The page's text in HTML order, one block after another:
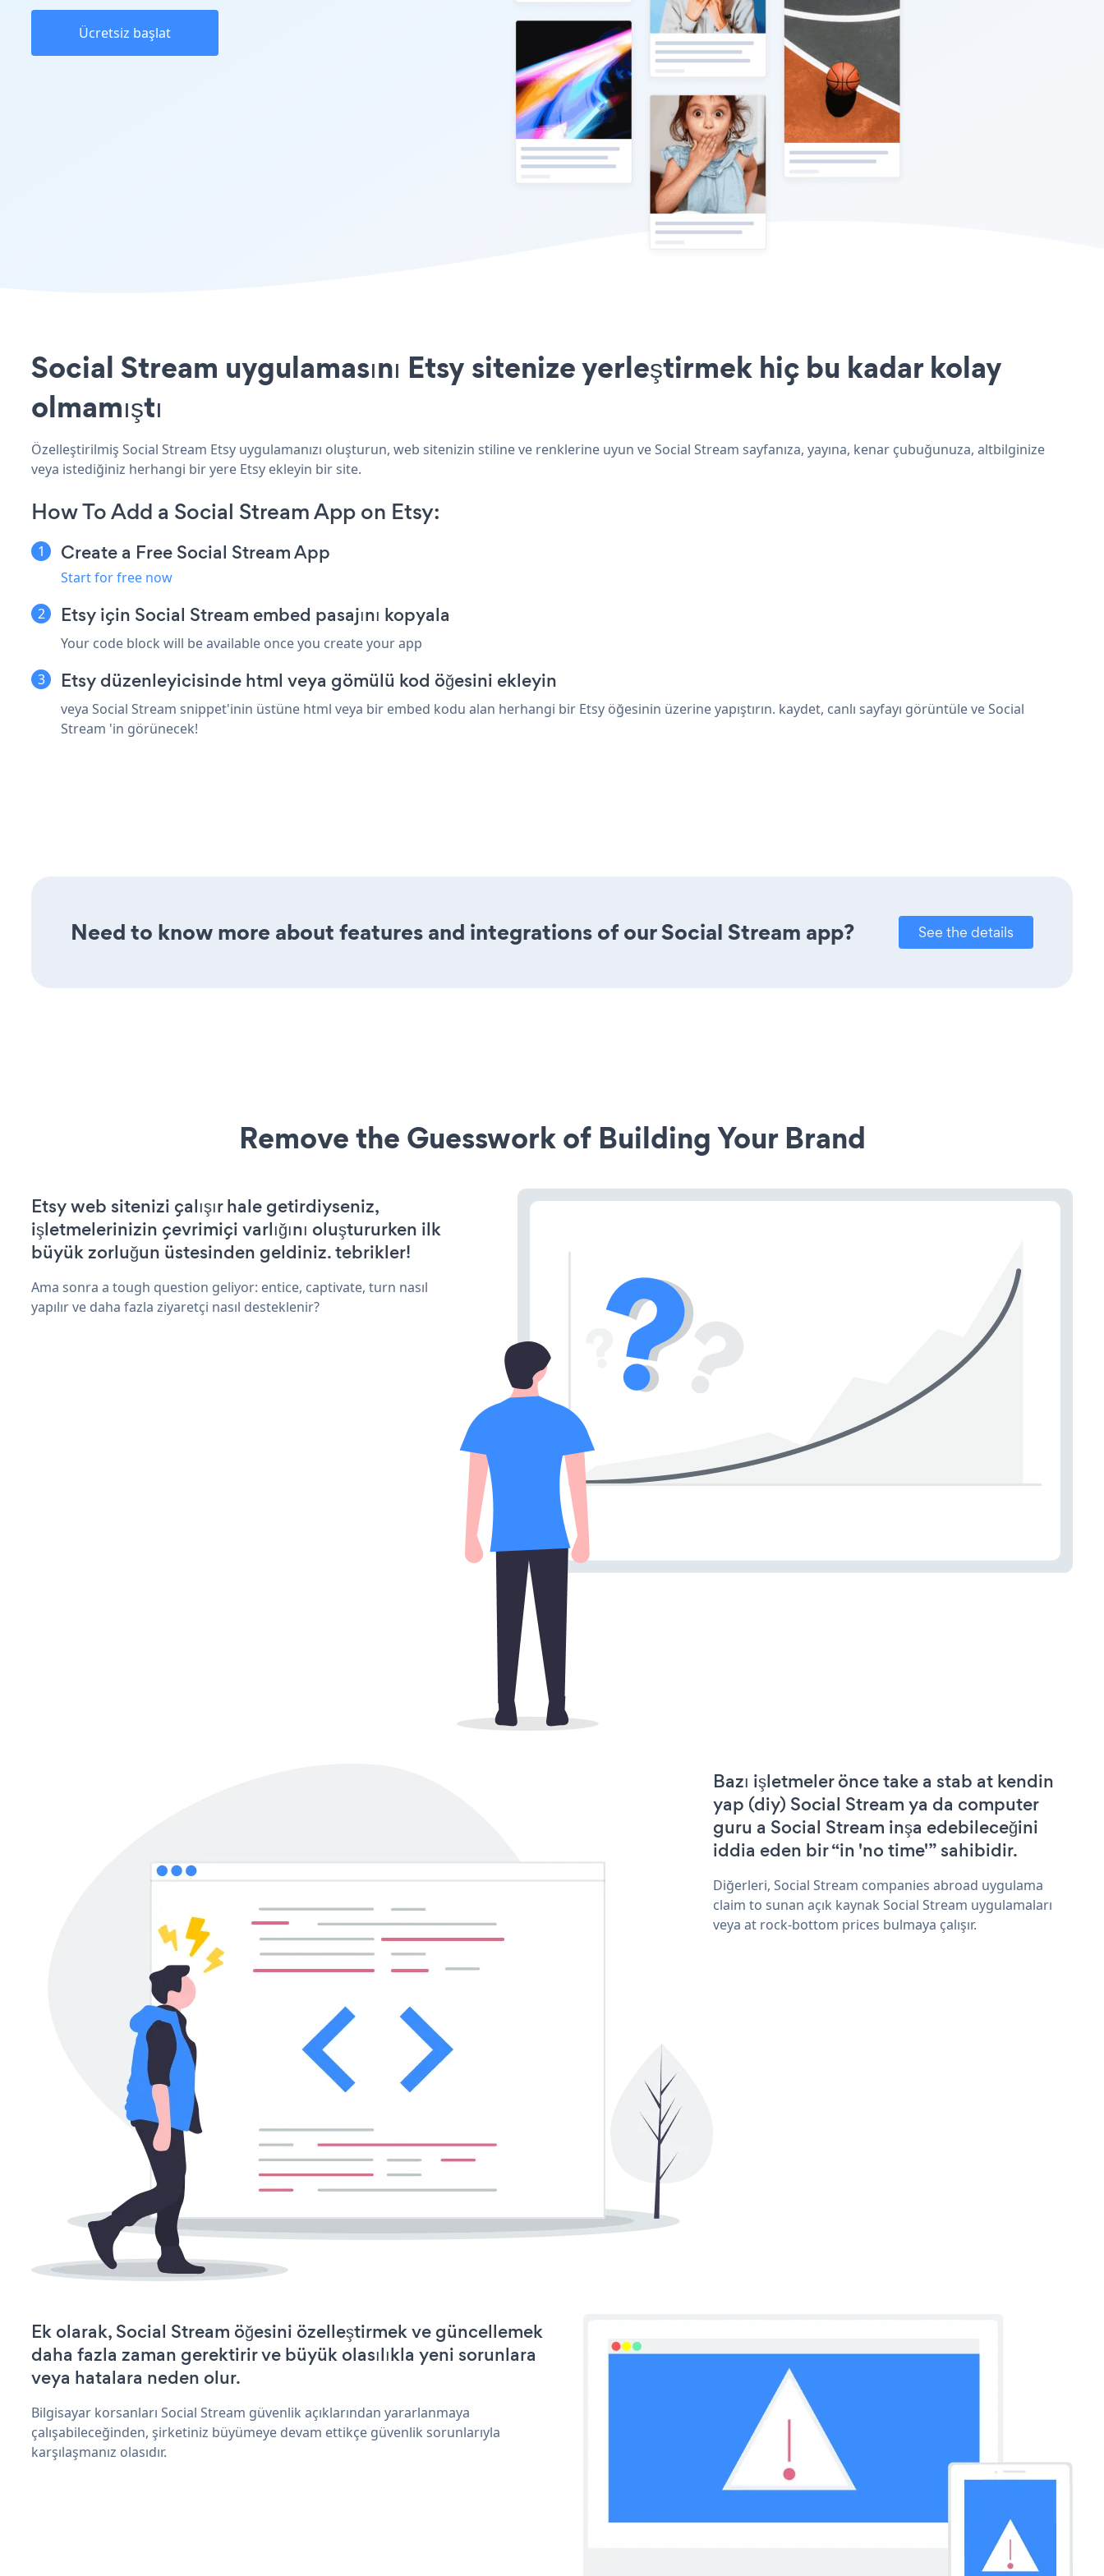
Ücretsiz başlat
Social Stream uygulamasını Etsy sitenize yerleştirmek hiç bu kadar kolay
olmamıştı
Özelleştirilmiş Social Stream Etsy uygulamanızı oluşturun, web sitenizin stiline ve renklerine uyun ve Social Stream sayfanıza, yayına, kenar çubuğunuza, altbilginize
veya istediğiniz herhangi bir yere Etsy ekleyin bir site.
How To Add a Social Stream App on Etsy:
Create a Free Social Stream App
Start for free now
Etsy için Social Stream embed pasajını kopyala
Your code block will be available once you create your app
Etsy düzenleyicisinde html veya gömülü kod öğesini ekleyin
veya Social Stream snippet'inin üstüne html veya bir embed kodu alan herhangi bir Etsy öğesinin üzerine yapıştırın. kaydet, canlı sayfayı görüntüle ve Social
Stream 'in görünecek!
Need to know more about features and integrations of our Social Stream app? See the details
Remove the Guesswork of Building Your Brand
Etsy web sitenizi çalışır hale getirdiyseniz,
işletmelerinizin çevrimiçi varlığını oluştururken ilk
büyük zorluğun üstesinden geldiniz. tebrikler!
Ama sonra a tough question geliyor: entice, captivate, turn nasıl
yapılır ve daha fazla ziyaretçi nasıl desteklenir?
Bazı işletmeler önce take a stab at kendin
yap (diy) Social Stream ya da computer
guru a Social Stream inşa edebileceğini
iddia eden bir “in 'no time'” sahibidir.
Diğerleri, Social Stream companies abroad uygulama
claim to sunan açık kaynak Social Stream uygulamaları
veya at rock-bottom prices bulmaya çalışır.
Ek olarak, Social Stream öğesini özelleştirmek ve güncellemek
daha fazla zaman gerektirir ve büyük olasılıkla yeni sorunlara
veya hatalara neden olur.
Bilgisayar korsanları Social Stream güvenlik açıklarından yararlanmaya
çalışabileceğinden, şirketiniz büyümeye devam ettikçe güvenlik sorunlarıyla
karşılaşmanız olasıdır.